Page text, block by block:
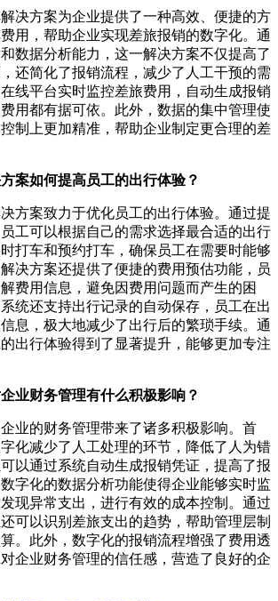
决方案为企业提供了一种高效、便捷的方
用，帮助企业实现差旅报销的数字化。通
数据分析能力，这一解决方案不仅提高了
还简化了报销流程，减少了人工干预的需
线平台实时监控差旅费用，自动生成报销
用都有据可依。此外，数据的集中管理使
制上更加精准，帮助企业制定更合理的差
案如何提高员工的出行体验？
方案致力于优化员工的出行体验。通过提
工可以根据自己的需求选择最合适的出行
打车和预约打车，确保员工在需要时能够
决方案还提供了便捷的费用预估功能，员
费用信息，避免因费用问题而产生的困
统还支持出行记录的自动保存，员工在出
息，极大地减少了出行后的繁琐手续。通
出行体验得到了显著提升，能够更加专注
业财务管理有什么积极影响？
业的财务管理带来了诸多积极影响。首
化减少了人工处理的环节，降低了人为错
以通过系统自动生成报销凭证，提高了报
字化的数据分析功能使得企业能够实时监
现异常支出，进行有效的成本控制。通过
可以识别差旅支出的趋势，帮助管理层制
。此外，数字化的报销流程增强了费用透
企业财务管理的信任感，营造了良好的企